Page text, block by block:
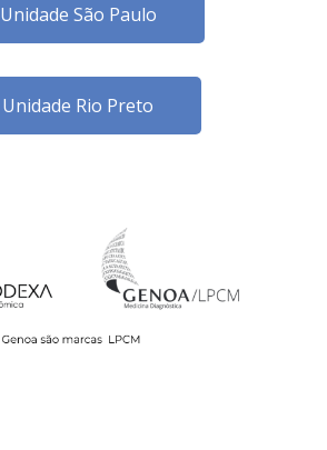
Unidade São Paulo
Unidade Rio Preto